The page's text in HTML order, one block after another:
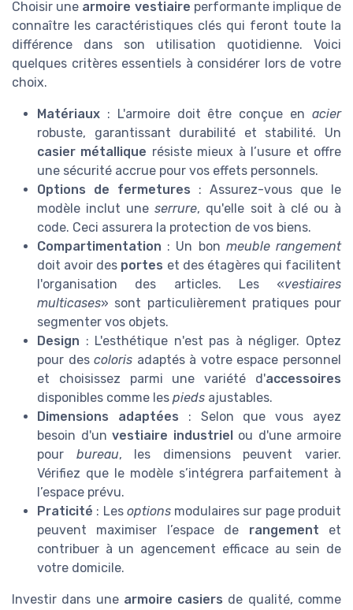
Choisir une armoire vestiaire performante implique de
connaître les caractéristiques clés qui feront toute la
différence dans son utilisation quotidienne. Voici
quelques critères essentiels à considérer lors de votre
choix.
Matériaux : L'armoire doit être conçue en acier
robuste, garantissant durabilité et stabilité. Un
casier métallique résiste mieux à l’usure et offre
une sécurité accrue pour vos effets personnels.
Options de fermetures : Assurez-vous que le
modèle inclut uneserrure, qu'elle soit à clé ou à
code. Ceci assurera la protection de vos biens.
Compartimentation : Un bon meuble rangement
doit avoir des portes et des étagères qui facilitent
l'organisation des articles. Les «vestiaires
multicases» sont particulièrement pratiques pour
segmenter vos objets.
Design : L'esthétique n'est pas à négliger. Optez
pour descoloris adaptés à votre espace personnel
et choisissez parmi une variété d'accessoires
disponibles comme les pieds ajustables.
Dimensions adaptées : Selon que vous ayez
besoin d'un vestiaire industrielou d'une armoire
pour bureau, les dimensions peuvent varier.
Vérifiez que le modèle s’intégrera parfaitement à
l’espace prévu.
Praticité : Les optionsmodulaires sur page produit
peuvent maximiser l’espace de rangement et
contribuer à un agencement efficace au sein de
votre domicile.
Investir dans une armoire casiers de qualité, comme